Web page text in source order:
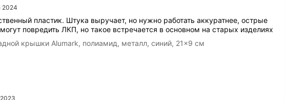
2024
пластик. Штука выручает, но нужно работать аккуратнее, острые
повредить ЛКП, но такое встречается в основном на старых изделиях
крышки Alumark, полиамид, металл, синий, 21x9 см